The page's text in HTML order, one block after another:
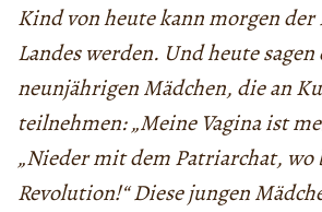
Kind von heute kann morgen der
Landes werden. Und heute
neunjährigen Mädchen, die an
teilnehmen: „Meine Vagina ist
„Nieder mit dem Patriarchat, wo
Revolution!“ Diese jungen